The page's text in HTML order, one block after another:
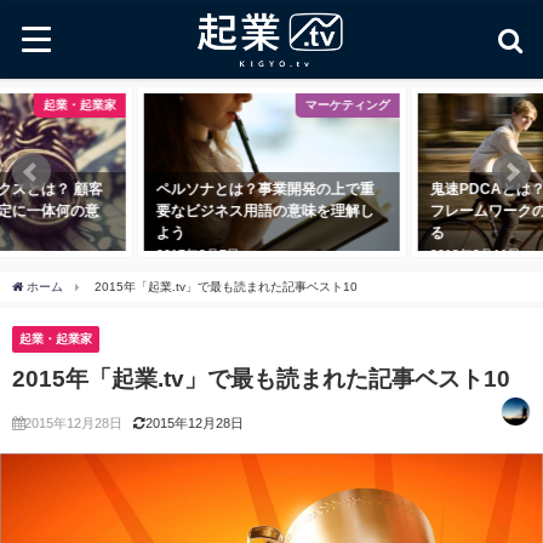
起業家
顧客
意
マーケティング
ペルソナとは？事業開発の上で重
要なビジネス用語の意味を理解し
よう
2017年3月7日
ビジ
鬼速PDCAとは？ 爆速で前
フレームワークの＜仕組み
る
2018年8月11日
ホーム 2015年「起業.tv」で最も読まれた記事ベスト10
起業・起業家
2015年「起業.tv」で最も読まれた記事ベスト10
2015年12月28日 2015年12月28日